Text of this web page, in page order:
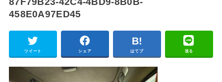
458E0A97ED45
ツイート シェア はてブ 送る